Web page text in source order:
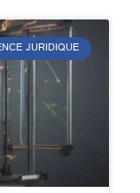
JURIDIQUE